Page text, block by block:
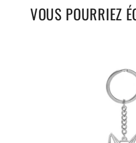
VOUS POURRIEZ